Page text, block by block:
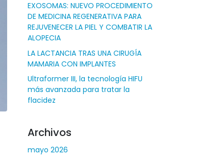
EXOSOMAS: NUEVO PROCEDIMIENTO
DE MEDICINA REGENERATIVA PARA
REJUVENECER LA PIEL Y COMBATIR LA
ALOPECIA
LA LACTANCIA TRAS UNA CIRUGÍA
MAMARIA CON IMPLANTES
Ultraformer III, la tecnología HIFU
más avanzada para tratar la
flacidez
Archivos
mayo 2026